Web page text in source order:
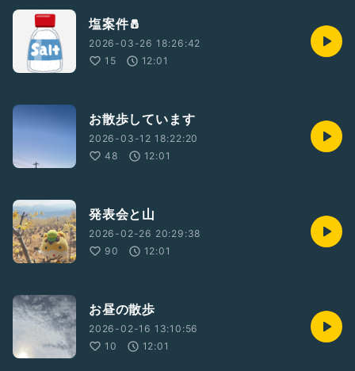
塩案件🧂
2026-03-26 18:26:42
15
12:01
お散歩しています
2026-03-12 18:22:20
48
12:01
発表会と山
2026-02-26 20:29:38
90
12:01
お昼の散歩
2026-02-16 13:10:56
10
12:01